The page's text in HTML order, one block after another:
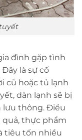
đình gặp tình
Đây là sự cố
cũ hoặc tủ lạnh
dàn lạnh sẽ bị
lưu thông. Điều
thực phẩm
tiêu tốn nhiều